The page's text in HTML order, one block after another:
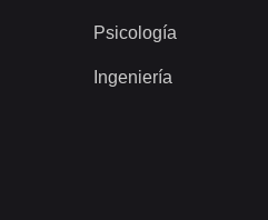
Psicología
Ingeniería